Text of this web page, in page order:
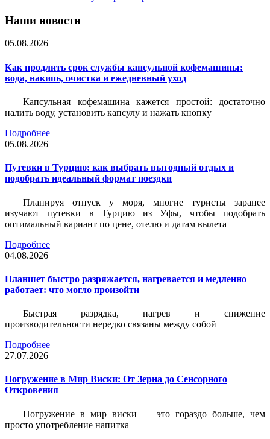
Наши новости
05.08.2026
Как продлить срок службы капсульной кофемашины:
вода, накипь, очистка и ежедневный уход
Капсульная кофемашина кажется простой: достаточно
налить воду, установить капсулу и нажать кнопку
Подробнее
05.08.2026
Путевки в Турцию: как выбрать выгодный отдых и
подобрать идеальный формат поездки
Планируя отпуск у моря, многие туристы заранее
изучают путевки в Турцию из Уфы, чтобы подобрать
оптимальный вариант по цене, отелю и датам вылета
Подробнее
04.08.2026
Планшет быстро разряжается, нагревается и медленно
работает: что могло произойти
Быстрая разрядка, нагрев и снижение
производительности нередко связаны между собой
Подробнее
27.07.2026
Погружение в Мир Виски: От Зерна до Сенсорного
Откровения
Погружение в мир виски — это гораздо больше, чем
просто употребление напитка